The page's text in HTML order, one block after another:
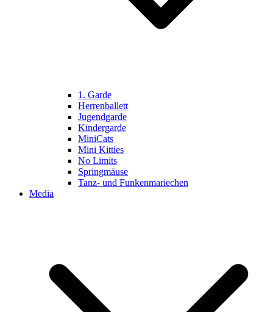
1. Garde
Herrenballett
Jugendgarde
Kindergarde
MiniCats
Mini Kitties
No Limits
Springmäuse
Tanz- und Funkenmariechen
Media